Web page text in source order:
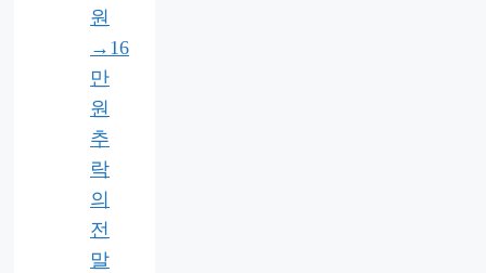
원
→16
만
원
추
락
의
전
말